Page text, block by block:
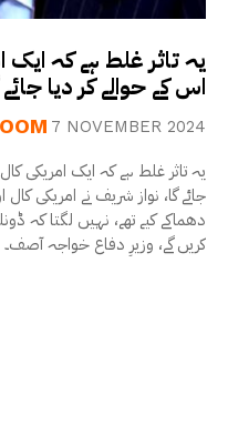
یہ تاثر غلط ہے کہ ایک
اس کے حوالے کر دیا
7 NOVEMBER 2024
یہ تاثر غلط ہے کہ ایک امریکی
دھماکے کیے تھے، نہیں لگتا کہ
کریں گے، وزیرِ دفاع خواجہ آصف۔